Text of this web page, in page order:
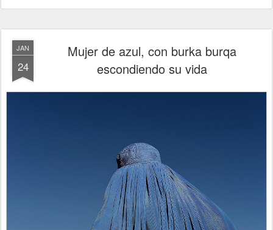
JAN
24
Mujer de azul, con burka burqa
escondiendo su vida